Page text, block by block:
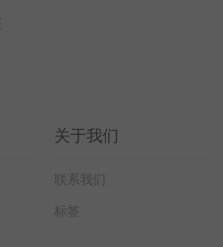
关于我们
联系我们
标签